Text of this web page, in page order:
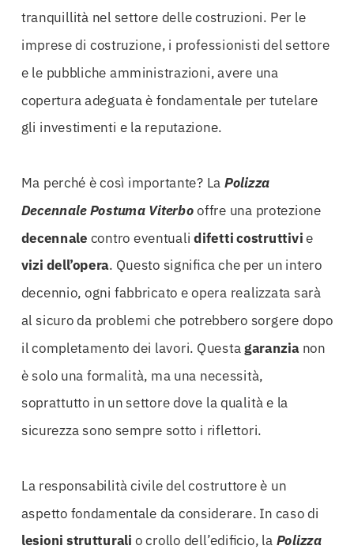
tranquillità nel settore delle costruzioni. Per le
imprese di costruzione, i professionisti del settore
e le pubbliche amministrazioni, avere una
copertura adeguata è fondamentale per tutelare
gli investimenti e la reputazione.
Ma perché è così importante? La Polizza
Decennale Postuma Viterbooffre una protezione
decennale contro eventualidifetti costruttivie
vizi dell’opera. Questo significa che per un intero
decennio, ogni fabbricato e opera realizzata sarà
al sicuro da problemi che potrebbero sorgere dopo
il completamento dei lavori. Questagaranzianon
è solo una formalità, ma una necessità,
soprattutto in un settore dove la qualità e la
sicurezza sono sempre sotto i riflettori.
La responsabilità civile del costruttore è un
aspetto fondamentale da considerare. In caso di
lesioni strutturali o crollo dell’edificio, la Polizza